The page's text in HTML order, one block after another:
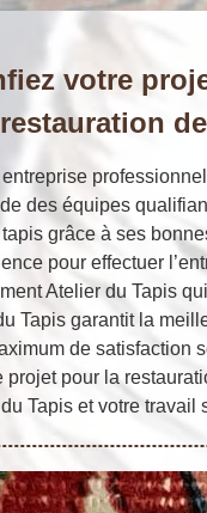
votre
restauration
des équipes
grâce à ses
pour effectuer
Atelier du Tapis
Tapis garantit la
de satisfaction
projet pour la
Tapis et votre travail